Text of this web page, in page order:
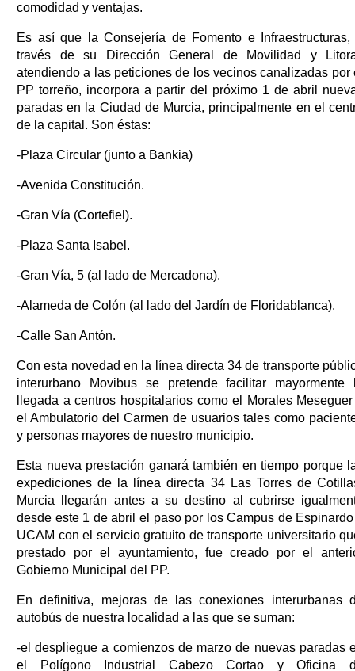
comodidad y ventajas.
Es así que la Consejería de Fomento e Infraestructuras,
través de su Dirección General de Movilidad y
atendiendo a las peticiones de los vecinos canalizadas por
PP torreño, incorpora a partir del próximo 1 de abril
paradas en la Ciudad de Murcia, principalmente en el
de la capital. Son éstas:
-Plaza Circular (junto a Bankia)
-Avenida Constitución.
-Gran Vía (Cortefiel).
-Plaza Santa Isabel.
-Gran Vía, 5 (al lado de Mercadona).
-Alameda de Colón (al lado del Jardín de Floridablanca).
-Calle San Antón.
Con esta novedad en la línea directa 34 de transporte
interurbano Movibus se pretende facilitar mayormente
llegada a centros hospitalarios como el Morales
el Ambulatorio del Carmen de usuarios tales como
y personas mayores de nuestro municipio.
Esta nueva prestación ganará también en tiempo porque
expediciones de la línea directa 34 Las Torres de
Murcia llegarán antes a su destino al cubrirse
desde este 1 de abril el paso por los Campus de
UCAM con el servicio gratuito de transporte universitario
prestado por el ayuntamiento, fue creado por el
Gobierno Municipal del PP.
En definitiva, mejoras de las conexiones interurbanas
autobús de nuestra localidad a las que se suman:
-el despliegue a comienzos de marzo de nuevas paradas
el Polígono Industrial Cabezo Cortao y Oficina